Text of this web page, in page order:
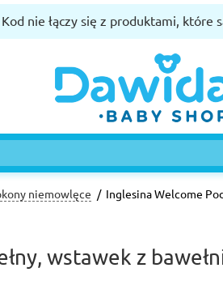
Kod nie łączy się z produktami, które
niemowlęce Inglesina Welcome
wstawek z